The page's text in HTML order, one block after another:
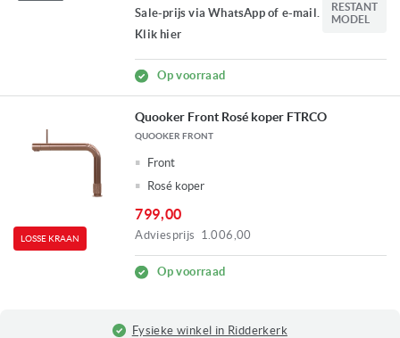
Sale-prijs via WhatsApp of e-mail.
Klik hier
RESTANT
MODEL
Op voorraad
LOSSE KRAAN
Quooker Front Rosé koper FTRCO
QUOOKER FRONT
Front
Rosé koper
799,00
Adviesprijs 1.006,00
Op voorraad
Fysieke winkel in Ridderkerk